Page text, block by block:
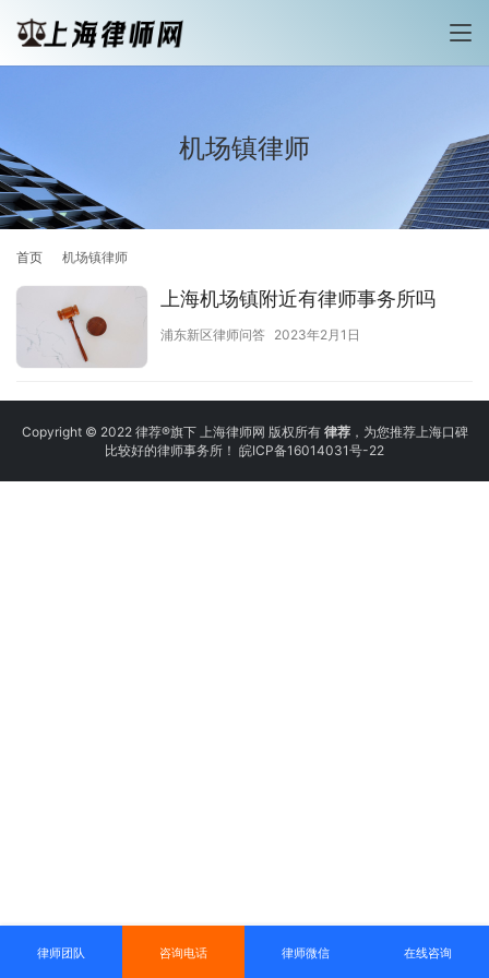
机场镇律师
首页 机场镇律师
上海机场镇附近有律师事务所吗
浦东新区律师问答 2023年2月1日
Copyright © 2022 律荐®旗下 上海律师网 版权所有 律荐，为您推荐上海口碑
比较好的律师事务所！ 皖ICP备16014031号-22
律师团队 咨询电话 律师微信 在线咨询